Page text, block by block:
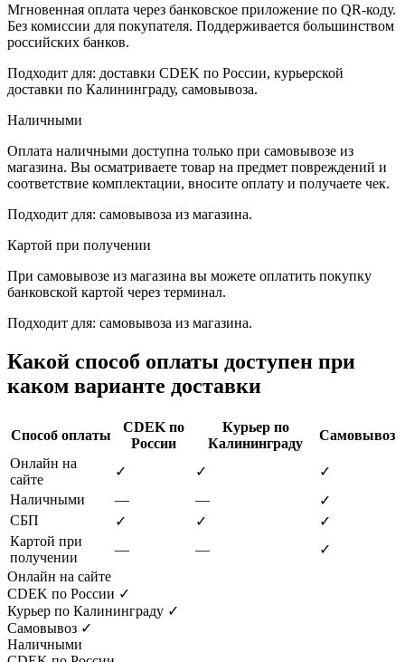
Мгновенная оплата через банковское приложение по QR-коду.
Без комиссии для покупателя. Поддерживается большинством
российских банков.
Подходит для: доставки CDEK по России, курьерской
доставки по Калининграду, самовывоза.
Наличными
Оплата наличными доступна только при самовывозе из
магазина. Вы осматриваете товар на предмет повреждений и
соответствие комплектации, вносите оплату и получаете чек.
Подходит для: самовывоза из магазина.
Картой при получении
При самовывозе из магазина вы можете оплатить покупку
банковской картой через терминал.
Подходит для: самовывоза из магазина.
Какой способ оплаты доступен при
каком варианте доставки
Способ оплаты
CDEK по
России
Курьер по
Калининграду
Самовывоз
Онлайн на
сайте
✓ ✓
✓
Наличными
— —
✓
СБП
✓ ✓
✓
Картой при
получении
— —
✓
Онлайн на сайте
CDEK по России ✓
Курьер по Калининграду ✓
Самовывоз ✓
Наличными